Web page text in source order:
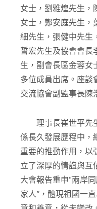
女士，劉雅煌先生，
女士，鄭安庭先生，
細先生，張健中先生
誓宏先生及協會會長
生，副會長區金蓉女
多位成員出席。座談
交流協會副監事長陳
理事長崔世平先生
係長久發展歷程中，
重要的推動作用，以
立了深厚的情誼與互
大會報告重申“兩岸
家人”，體現祖國一